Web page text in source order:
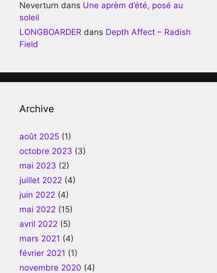
Neverturn dans Une aprèm d’été, posé au
soleil
LONGBOARDER dans Depth Affect – Radish
Field
Archive
août 2025 (1)
octobre 2023 (3)
mai 2023 (2)
juillet 2022 (4)
juin 2022 (4)
mai 2022 (15)
avril 2022 (5)
mars 2021 (4)
février 2021 (1)
novembre 2020 (4)